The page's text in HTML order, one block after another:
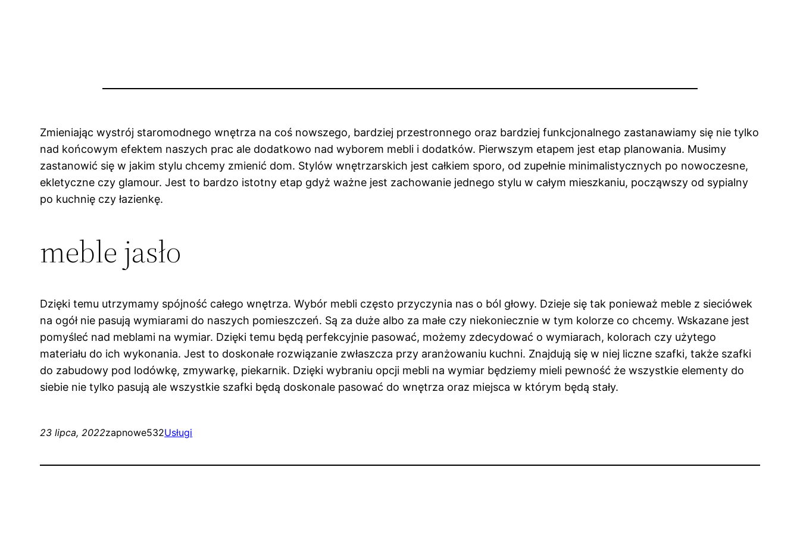
Zmieniając wystrój staromodnego wnętrza na coś nowszego, bardziej przestronnego oraz bardziej funkcjonalnego zastanawiamy się nie tylko
nad końcowym efektem naszych prac ale dodatkowo nad wyborem mebli i dodatków. Pierwszym etapem jest etap planowania. Musimy
zastanowić się w jakim stylu chcemy zmienić dom. Stylów wnętrzarskich jest całkiem sporo, od zupełnie minimalistycznych po nowoczesne,
ekletyczne czy glamour. Jest to bardzo istotny etap gdyż ważne jest zachowanie jednego stylu w całym mieszkaniu, począwszy od sypialny
po kuchnię czy łazienkę.
meble jasło
Dzięki temu utrzymamy spójność całego wnętrza. Wybór mebli często przyczynia nas o ból głowy. Dzieje się tak ponieważ meble z sieciówek
na ogół nie pasują wymiarami do naszych pomieszczeń. Są za duże albo za małe czy niekoniecznie w tym kolorze co chcemy. Wskazane jest
pomyśleć nad meblami na wymiar. Dzięki temu będą perfekcyjnie pasować, możemy zdecydować o wymiarach, kolorach czy użytego
materiału do ich wykonania. Jest to doskonałe rozwiązanie zwłaszcza przy aranżowaniu kuchni. Znajdują się w niej liczne szafki, także szafki
do zabudowy pod lodówkę, zmywarkę, piekarnik. Dzięki wybraniu opcji mebli na wymiar będziemy mieli pewność że wszystkie elementy do
siebie nie tylko pasują ale wszystkie szafki będą doskonale pasować do wnętrza oraz miejsca w którym będą stały.
23 lipca, 2022zapnowe532Usługi